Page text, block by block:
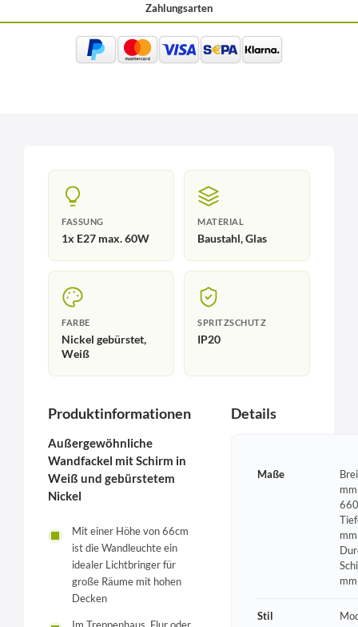
Zahlungsarten
FASSUNG
1x E27 max. 60W
MATERIAL
Baustahl, Glas
FARBE
Nickel gebürstet,
Weiß
SPRITZSCHUTZ
IP20
Produktinformationen
Außergewöhnliche
Wandfackel mit Schirm in
Weiß und gebürstetem
Nickel
Mit einer Höhe von 66cm
ist die Wandleuchte ein
idealer Lichtbringer für
große Räume mit hohen
Decken
Details
Maße
mm
Stil